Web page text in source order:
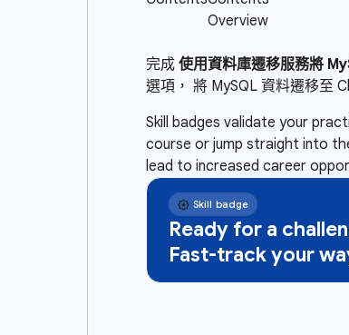
完成 使用資料庫遷移服務將
選項， 將 MySQL 資料遷移至
Skill badges validate your
course or jump straight into
lead to increased career
Ready for a
Fast-track your